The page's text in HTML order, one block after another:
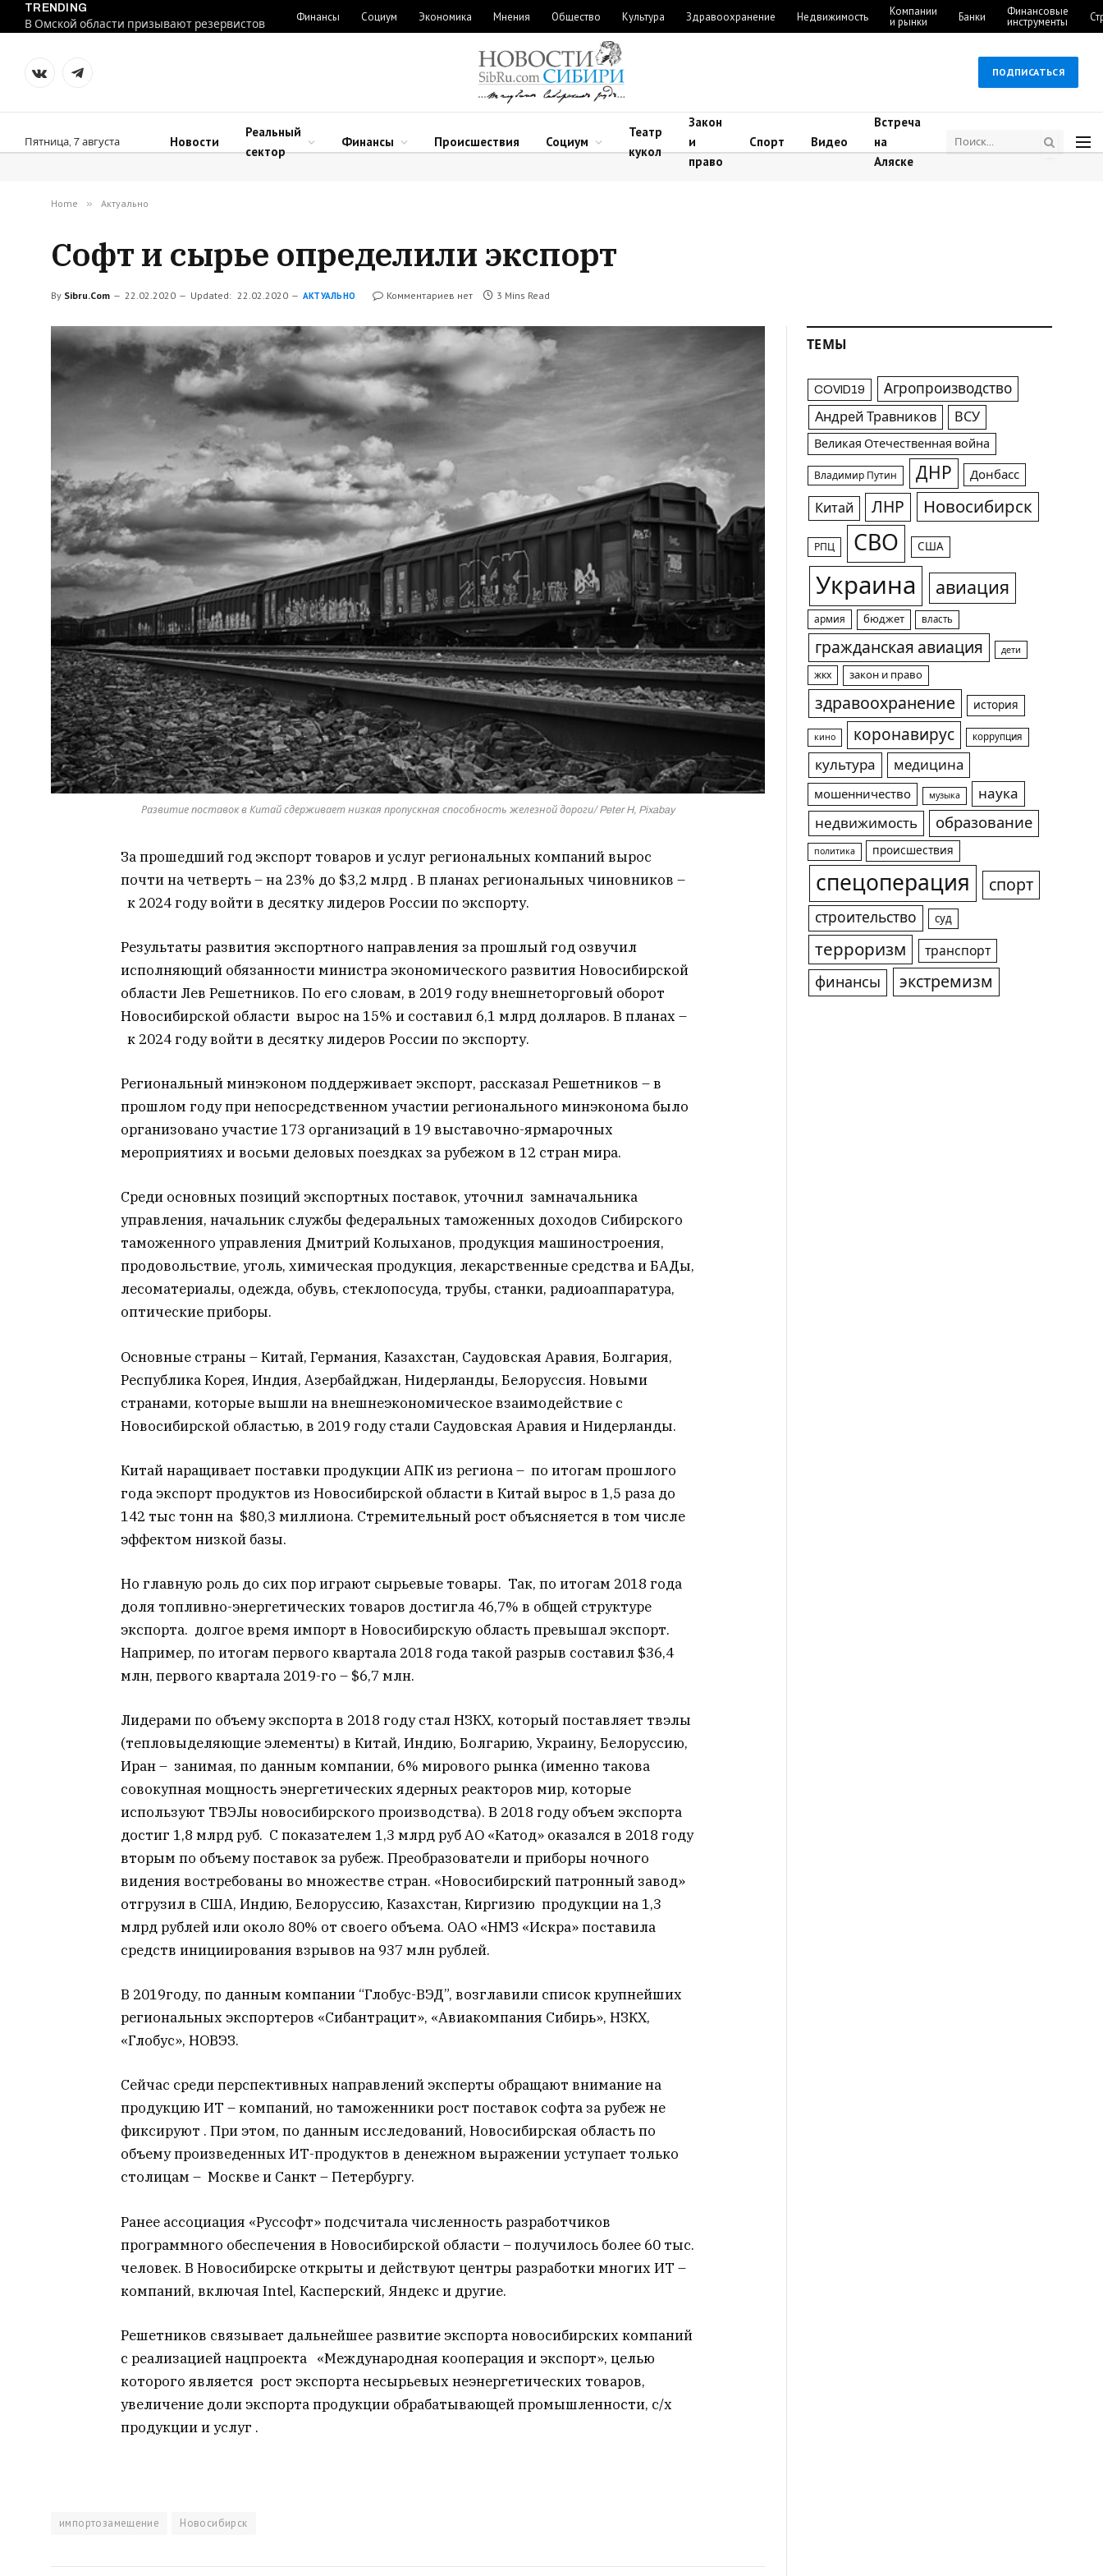
TRENDING
В Омской области призывают резервистов
Финансы Социум Экономика Мнения Общество Культура Здравоохранение Недвижимость Компании
и рынки Банки Финансовые
инструменты
VKontakteTelegram
ПОДПИСАТЬСЯ
Пятница, 7 августа Новости
Реальный
сектор
Финансы Происшествия Социум
Театр
кукол
Закон
и
право
Спорт Видео
Встреча
на
Аляске
Home » Актуально
Софт и сырье определили экспорт
By Sibru.Com 22.02.2020 Updated: 22.02.2020 АКТУАЛЬНО Комментариев нет 3 Mins Read
Развитие поставок в Китай сдерживает низкая пропускная способность железной дороги/ Peter H, Pixabay
За прошедший год экспорт товаров и услуг региональных компаний вырос
почти на четверть – на 23% до $3,2 млрд . В планах региональных чиновников –
к 2024 году войти в десятку лидеров России по экспорту.
Результаты развития экспортного направления за прошлый год озвучил
исполняющий обязанности министра экономического развития Новосибирской
области Лев Решетников. По его словам, в 2019 году внешнеторговый оборот
Новосибирской области вырос на 15% и составил 6,1 млрд долларов. В планах –
к 2024 году войти в десятку лидеров России по экспорту.
Региональный минэконом поддерживает экспорт, рассказал Решетников – в
прошлом году при непосредственном участии регионального минэконома было
организовано участие 173 организаций в 19 выставочно-ярмарочных
мероприятиях и восьми деловых поездках за рубежом в 12 стран мира.
Среди основных позиций экспортных поставок, уточнил замначальника
управления, начальник службы федеральных таможенных доходов Сибирского
таможенного управления Дмитрий Колыханов, продукция машиностроения,
продовольствие, уголь, химическая продукция, лекарственные средства и БАДы,
лесоматериалы, одежда, обувь, стеклопосуда, трубы, станки, радиоаппаратура,
оптические приборы.
Основные страны – Китай, Германия, Казахстан, Саудовская Аравия, Болгария,
Республика Корея, Индия, Азербайджан, Нидерланды, Белоруссия. Новыми
странами, которые вышли на внешнеэкономическое взаимодействие с
Новосибирской областью, в 2019 году стали Саудовская Аравия и Нидерланды.
Китай наращивает поставки продукции АПК из региона – по итогам прошлого
года экспорт продуктов из Новосибирской области в Китай вырос в 1,5 раза до
142 тыс тонн на $80,3 миллиона. Стремительный рост объясняется в том числе
эффектом низкой базы.
Но главную роль до сих пор играют сырьевые товары. Так, по итогам 2018 года
доля топливно-энергетических товаров достигла 46,7% в общей структуре
экспорта. долгое время импорт в Новосибирскую область превышал экспорт.
Например, по итогам первого квартала 2018 года такой разрыв составил $36,4
млн, первого квартала 2019-го – $6,7 млн.
Лидерами по объему экспорта в 2018 году стал НЗКХ, который поставляет твэлы
(тепловыделяющие элементы) в Китай, Индию, Болгарию, Украину, Белоруссию,
Иран – занимая, по данным компании, 6% мирового рынка (именно такова
совокупная мощность энергетических ядерных реакторов мир, которые
используют ТВЭЛы новосибирского производства). В 2018 году объем экспорта
достиг 1,8 млрд руб. С показателем 1,3 млрд руб АО «Катод» оказался в 2018 году
вторым по объему поставок за рубеж. Преобразователи и приборы ночного
видения востребованы во множестве стран. «Новосибирский патронный завод»
отгрузил в США, Индию, Белоруссию, Казахстан, Киргизию продукции на 1,3
млрд рублей или около 80% от своего объема. ОАО «НМЗ «Искра» поставила
средств инициирования взрывов на 937 млн рублей.
В 2019году, по данным компании “Глобус-ВЭД”, возглавили список крупнейших
региональных экспортеров «Сибантрацит», «Авиакомпания Сибирь», НЗКХ,
«Глобус», НОВЭЗ.
Сейчас среди перспективных направлений эксперты обращают внимание на
продукцию ИТ – компаний, но таможенники рост поставок софта за рубеж не
фиксируют . При этом, по данным исследований, Новосибирская область по
объему произведенных ИТ-продуктов в денежном выражении уступает только
столицам – Москве и Санкт – Петербургу.
Ранее ассоциация «Руссофт» подсчитала численность разработчиков
программного обеспечения в Новосибирской области – получилось более 60 тыс.
человек. В Новосибирске открыты и действуют центры разработки многих ИТ –
компаний, включая Intel, Касперский, Яндекс и другие.
Решетников связывает дальнейшее развитие экспорта новосибирских компаний
с реализацией нацпроекта «Международная кооперация и экспорт», целью
которого является рост экспорта несырьевых неэнергетических товаров,
увеличение доли экспорта продукции обрабатывающей промышленности, с/х
продукции и услуг .
импортозамещение Новосибирск
ТЕМЫ
COVID19 Агропроизводство
Андрей Травников ВСУ
Великая Отечественная война
Владимир Путин ДНР Донбасс
Китай ЛНР Новосибирск
РПЦ СВО США
Украина авиация
армия бюджет власть
гражданская авиация дети
жкх закон и право
здравоохранение история
кино коронавирус коррупция
культура медицина
мошенничество музыка
наука
недвижимость
образование
политика происшествия
спецоперация спорт
строительство суд
терроризм транспорт
финансы экстремизм